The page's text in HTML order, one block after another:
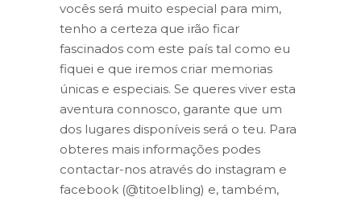
vocês será muito especial para mim,
tenho a certeza que irão ficar
fascinados com este país tal como eu
fiquei e que iremos criar memorias
únicas e especiais. Se queres viver esta
aventura connosco, garante que um
dos lugares disponíveis será o teu. Para
obteres mais informações podes
contactar-nos através do instagram e
facebook (@titoelbling) e, também,